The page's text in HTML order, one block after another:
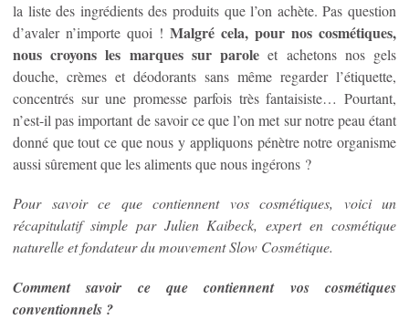
la liste des ingrédients des produits que l’on achète. Pas question
d’avaler n’importe quoi ! Malgré cela, pour nos cosmétiques,
nous croyons les marques sur parole et achetons nos gels
douche, crèmes et déodorants sans même regarder l’étiquette,
concentrés sur une promesse parfois très fantaisiste… Pourtant,
n’est-il pas important de savoir ce que l’on met sur notre peau étant
donné que tout ce que nous y appliquons pénètre notre organisme
aussi sûrement que les aliments que nous ingérons ?
Pour savoir ce que contiennent vos cosmétiques, voici un
récapitulatif simple par Julien Kaibeck, expert en cosmétique
naturelle et fondateur du mouvement Slow Cosmétique.
Comment savoir ce que contiennent vos cosmétiques
conventionnels ?